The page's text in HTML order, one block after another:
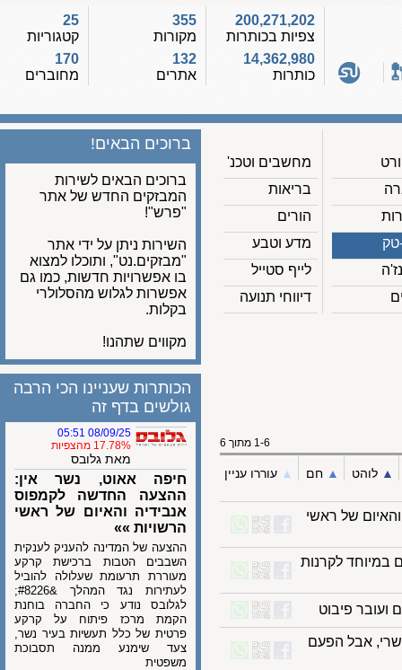
200,271,202
צפיות בכותרות
14,362,980
כותרות
355
מקורות
132
אתרים
קטגוריות
170
מחוברים
מחשבים וטכנ'
בריאות
הורים
מדע וטבע
לייף סטייל
דיווחי תנועה
ברוכים הבאים!
ברוכים הבאים לשירות
המבזקים החדש של אתר
"פרש"!
השירות ניתן על ידי אתר
"מבזקים.נט", ותוכלו למצוא
בו אפשרויות חדשות, כמו גם
אפשרות לגלוש מהסלולרי
בקלות.
מקווים שתהנו!
לוהט ▲︎ חם ▲︎ עוררו עניין
של ראשי
לקרנות
פיבוט
אבל הפעם
הכותרות שעניינו הכי הרבה
גולשים בדף זה
08/09/25 05:51
17.78% מהצפיות
מאת גלובס
חיפה אאוט, נשר אין:
ההצעה החדשה לקמפוס
אנבידיה והאיום של ראשי
הרשויות »»
ההצעה של המדינה להעניק לענקית
השבבים הטבות ברכישת קרקע
מעוררת תרעומת שעלולה להוביל
לעתירות נגד המהלך &#8226;
לגלובס נודע כי החברה בוחנת
הקמת מרכז פיתוח על קרקע
פרטית של כלל תעשיות בעיר נשר,
צעד שימנע ממנה תסבוכת
משפטית